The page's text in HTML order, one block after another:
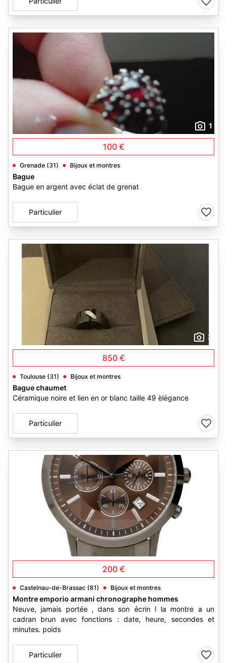
1
100 €
Grenade (31) Bijoux et montres
Bague
Bague en argent avec éclat de grenat
Particulier
3
850 €
Toulouse (31) Bijoux et montres
Bague chaumet
Céramique noire et lien en or blanc taille 49 èlégance
Particulier
200 €
Castelnau-de-Brassac (81) Bijoux et montres
Montre emporio armani chronographe hommes
Neuve, jamais portée , dans son écrin ! la montre a un
cadran brun avec fonctions : date, heure, secondes et
minutes. poids
Particulier